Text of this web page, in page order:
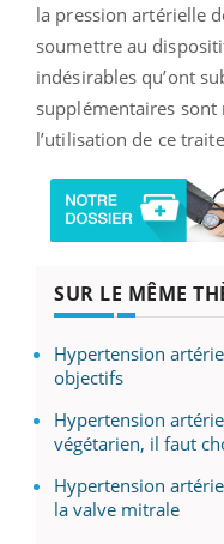
la pression artérielle
soumettre au
indésirables qu’ont
supplémentaires sont
l’utilisation de ce
SUR LE MÊME
Hypertension
objectifs
Hypertension
végétarien, il faut
Hypertension
la valve mitrale